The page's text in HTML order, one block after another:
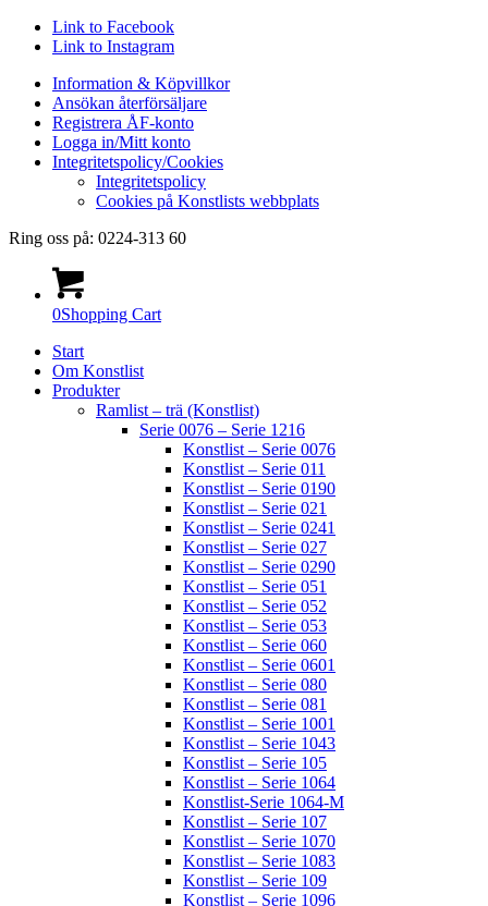
Link to Facebook
Link to Instagram
Information & Köpvillkor
Ansökan återförsäljare
Registrera ÅF-konto
Logga in/Mitt konto
Integritetspolicy/Cookies
Integritetspolicy
Cookies på Konstlists webbplats
Ring oss på: 0224-313 60
0Shopping Cart
Start
Om Konstlist
Produkter
Ramlist – trä (Konstlist)
Serie 0076 – Serie 1216
Konstlist – Serie 0076
Konstlist – Serie 011
Konstlist – Serie 0190
Konstlist – Serie 021
Konstlist – Serie 0241
Konstlist – Serie 027
Konstlist – Serie 0290
Konstlist – Serie 051
Konstlist – Serie 052
Konstlist – Serie 053
Konstlist – Serie 060
Konstlist – Serie 0601
Konstlist – Serie 080
Konstlist – Serie 081
Konstlist – Serie 1001
Konstlist – Serie 1043
Konstlist – Serie 105
Konstlist – Serie 1064
Konstlist-Serie 1064-M
Konstlist – Serie 107
Konstlist – Serie 1070
Konstlist – Serie 1083
Konstlist – Serie 109
Konstlist – Serie 1096